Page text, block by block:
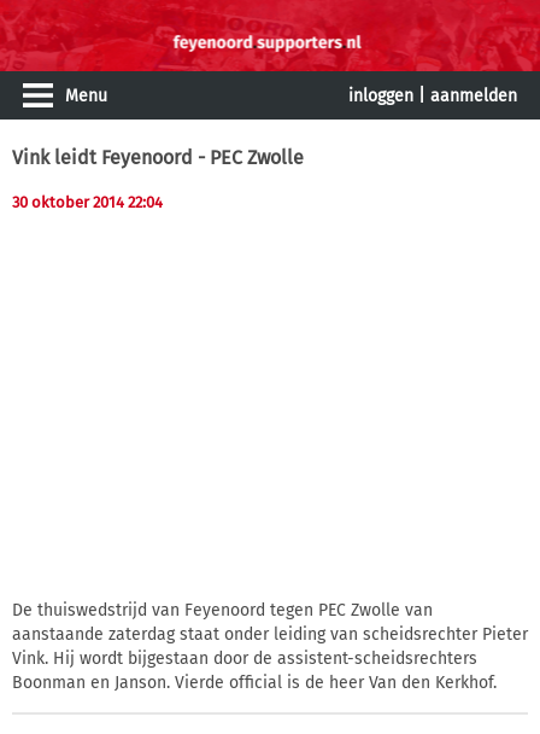
Menu inloggen aanmelden
Vink leidt Feyenoord - PEC Zwolle
30 oktober 2014 22:04
De thuiswedstrijd van Feyenoord tegen PEC Zwolle van
aanstaande zaterdag staat onder leiding van scheidsrechter Pieter
Vink. Hij wordt bijgestaan door de assistent-scheidsrechters
Boonman en Janson. Vierde official is de heer Van den Kerkhof.